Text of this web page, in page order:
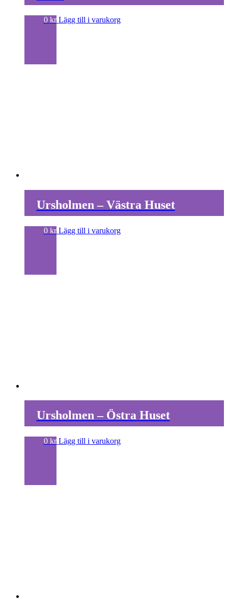
0 kr Lägg till i varukorg
Ursholmen – Västra Huset
0 kr Lägg till i varukorg
Ursholmen – Östra Huset
0 kr Lägg till i varukorg